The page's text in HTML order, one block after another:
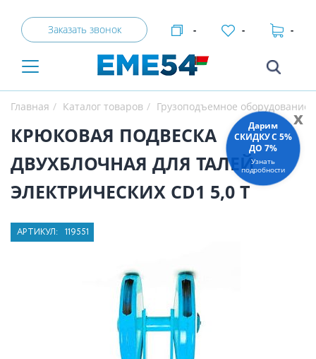
Заказать звонок - - -
Главная Каталог товаров Грузоподъемное оборудование
КРЮКОВАЯ ПОДВЕСКА
ДВУХБЛОЧНАЯ ДЛЯ ТАЛЕЙ
ЭЛЕКТРИЧЕСКИХ CD1 5,0 Т
АРТИКУЛ: 119551
x
Дарим
СКИДКУ C 5%
ДО 7%
Узнать
подробности